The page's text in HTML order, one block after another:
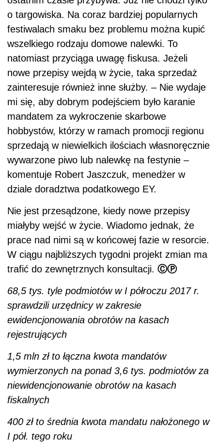
o targowiska. Na coraz bardziej popularnych
festiwalach smaku bez problemu można kupić
wszelkiego rodzaju domowe nalewki. To
natomiast przyciąga uwagę fiskusa. Jeżeli
nowe przepisy wejdą w życie, taka sprzedaż
zainteresuje również inne służby. – Nie wydaje
mi się, aby dobrym podejściem było karanie
mandatem za wykroczenie skarbowe
hobbystów, którzy w ramach promocji regionu
sprzedają w niewielkich ilościach własnoręcznie
wywarzone piwo lub nalewkę na festynie –
komentuje Robert Jaszczuk, menedżer w
dziale doradztwa podatkowego EY.
Nie jest przesądzone, kiedy nowe przepisy
miałyby wejść w życie. Wiadomo jednak, że
prace nad nimi są w końcowej fazie w resorcie.
W ciągu najbliższych tygodni projekt zmian ma
trafić do zewnętrznych konsultacji. ⒸⓅ
68,5 tys. tyle podmiotów w I półroczu 2017 r.
sprawdzili urzędnicy w zakresie
ewidencjonowania obrotów na kasach
rejestrujących
1,5 mln zł to łączna kwota mandatów
wymierzonych na ponad 3,6 tys. podmiotów za
niewidencjonowanie obrotów na kasach
fiskalnych
400 zł to średnia kwota mandatu nałożonego w
I pół. tego roku